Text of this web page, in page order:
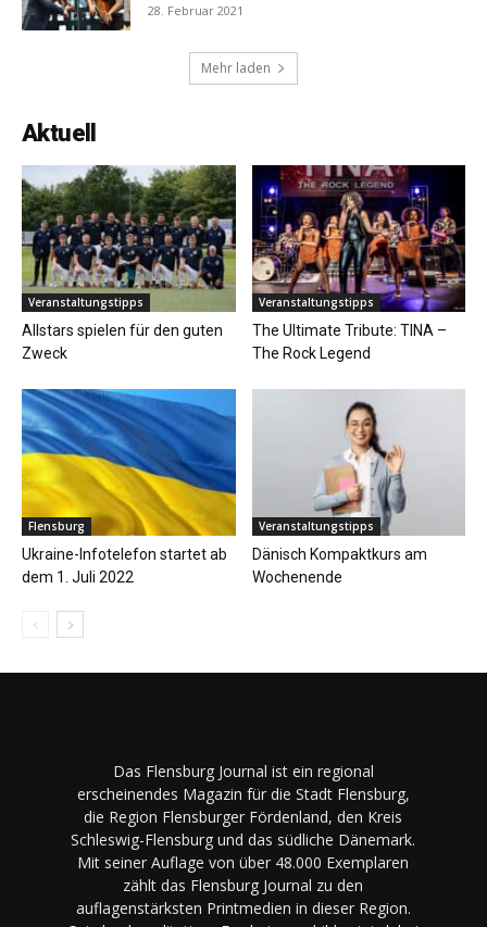
28. Februar 2021
Mehr laden
Aktuell
Veranstaltungstipps
Allstars spielen für den guten
Zweck
Veranstaltungstipps
The Ultimate Tribute: TINA –
The Rock Legend
Flensburg
Ukraine-Infotelefon startet ab
dem 1. Juli 2022
Veranstaltungstipps
Dänisch Kompaktkurs am
Wochenende
Das Flensburg Journal ist ein regional
erscheinendes Magazin für die Stadt Flensburg,
die Region Flensburger Fördenland, den Kreis
Schleswig-Flensburg und das südliche Dänemark.
Mit seiner Auflage von über 48.000 Exemplaren
zählt das Flensburg Journal zu den
auflagenstärksten Printmedien in dieser Region.